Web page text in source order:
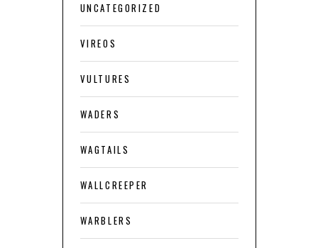
UNCATEGORIZED
VIREOS
VULTURES
WADERS
WAGTAILS
WALLCREEPER
WARBLERS